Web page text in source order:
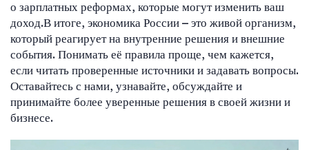
о зарплатных реформах, которые могут изменить ваш
доход.В итоге, экономика России – это живой организм,
который реагирует на внутренние решения и внешние
события. Понимать её правила проще, чем кажется,
если читать проверенные источники и задавать вопросы.
Оставайтесь с нами, узнавайте, обсуждайте и
принимайте более уверенные решения в своей жизни и
бизнесе.